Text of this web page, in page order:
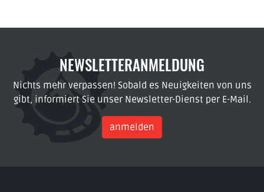
NEWSLETTERANMELDUNG
Nichts mehr verpassen! Sobald es Neuigkeiten von uns
gibt, informiert Sie unser Newsletter-Dienst per E-Mail.
anmelden